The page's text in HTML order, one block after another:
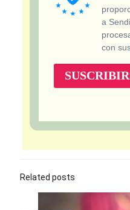
a
con
Related posts